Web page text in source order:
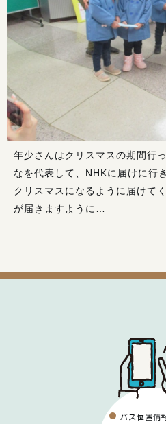
年少さんはクリスマスの期間行
なを代表して、NHKに届けに行
クリスマスになるように届けて
が届きますように…
バス位置情